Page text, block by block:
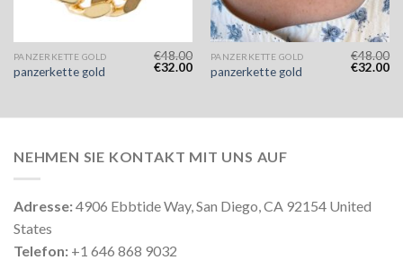
PANZERKETTE GOLD
panzerkette gold
€48.00
€32.00
PANZERKETTE GOLD
panzerkette gold
€48.00
€32.00
NEHMEN SIE KONTAKT MIT UNS AUF
Adresse:4906 Ebbtide Way, San Diego, CA 92154 United
States
Telefon: +1 646 868 9032